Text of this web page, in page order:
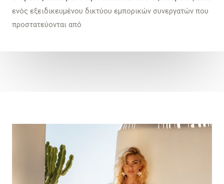
ενός εξειδικευμένου δικτύου εμπορικών συνεργατών που
προστατεύονται από